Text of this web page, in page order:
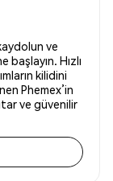
ve
Hızlı
kilidini
Phemex’in
ve güvenilir